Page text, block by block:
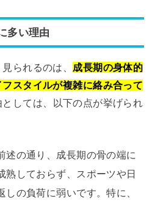
多い理由
られるのは、 成長期の身体的
スタイルが複雑に絡み合って
しては、以下の点が挙げられ
述の通り、成長期の骨の端に
熟しておらず、スポーツや日
の負荷に弱いです。特に、